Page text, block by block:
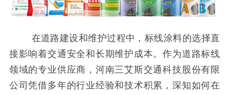
在道路建设和维护过程中，标线涂料的选择直
接影响着交通安全和长期维护成本。作为道路标线
领域的专业供应商，河南三艾斯交通科技股份有限
公司凭借多年的行业经验和技术积累，深知如何在